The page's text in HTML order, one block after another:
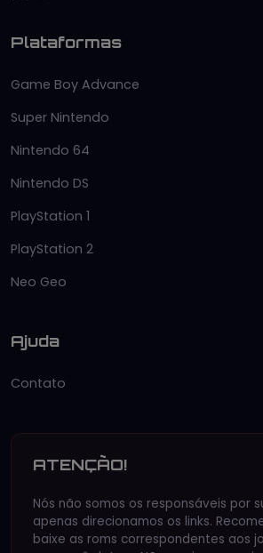
Plataformas
Game Boy Advance
Super Nintendo
Nintendo 64
Nintendo DS
PlayStation 1
PlayStation 2
Neo Geo
Ajuda
Contato
ATENÇÃO!
Nós não somos os responsáveis por
apenas direcionamos os links.
baixe as roms correspondentes aos